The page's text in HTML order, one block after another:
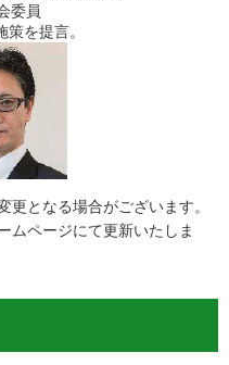
委員
を提言。
となる場合がございます。
ムページにて更新いたしま